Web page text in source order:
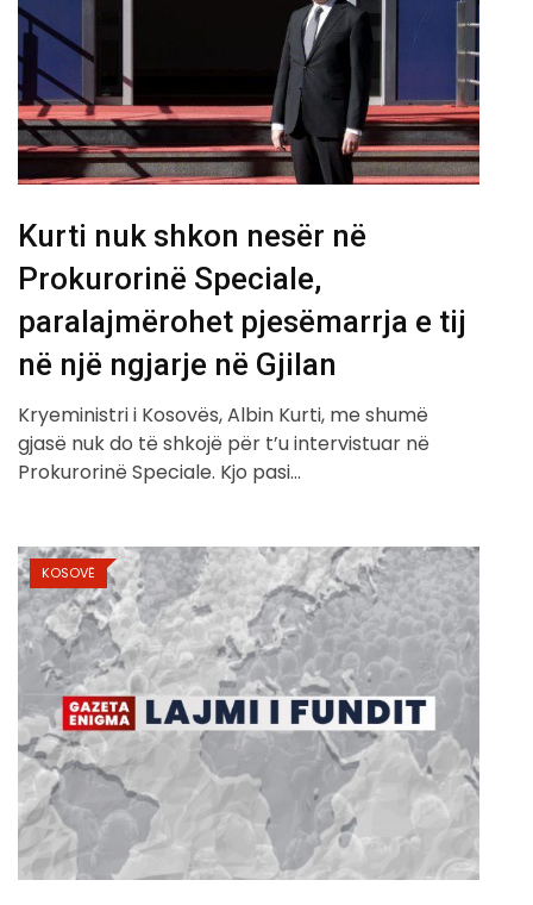
Kurti nuk shkon nesër në
Prokurorinë Speciale,
paralajmërohet pjesëmarrja e tij
në një ngjarje në Gjilan
Kryeministri i Kosovës, Albin Kurti, me shumë
gjasë nuk do të shkojë për t’u intervistuar në
Prokurorinë Speciale. Kjo pasi…
KOSOVË